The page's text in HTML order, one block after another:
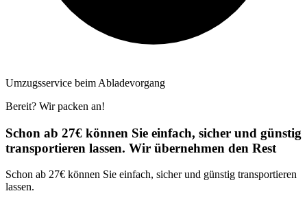
Umzugsservice beim Abladevorgang
Bereit? Wir packen an!
Schon ab 27€ können Sie einfach, sicher und günstig
transportieren lassen. Wir übernehmen den Rest
Schon ab 27€ können Sie einfach, sicher und günstig transportieren
lassen.